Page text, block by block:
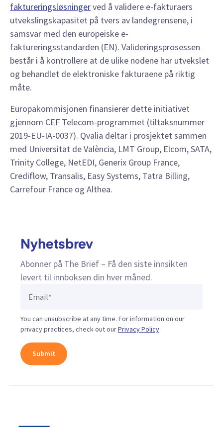
faktureringsløsningerved å validere e-fakturaers
utvekslingskapasitet på tvers av landegrensene, i
samsvar med den europeiske e-
faktureringsstandarden (EN). Valideringsprosessen
består i å kontrollere at de ulike nodene har utvekslet
og behandlet de elektroniske fakturaene på riktig
måte.
Europakommisjonen finansierer dette initiativet
gjennom CEF Telecom-programmet (tiltaksnummer
2019-EU-IA-0037). Qvalia deltar i prosjektet sammen
med Universitat de València, LMT Group, Elcom, SATA,
Trinity College, NetEDI, Generix Group France,
Crediflow, Transalis, Easy Systems, Tatra Billing,
Carrefour France og Althea.
Nyhetsbrev
Abonner på The Brief – Få den siste innsikten
levert til innboksen din hver måned.
You can unsubscribe at any time. For information on our
privacy practices, check out ourPrivacy Policy.